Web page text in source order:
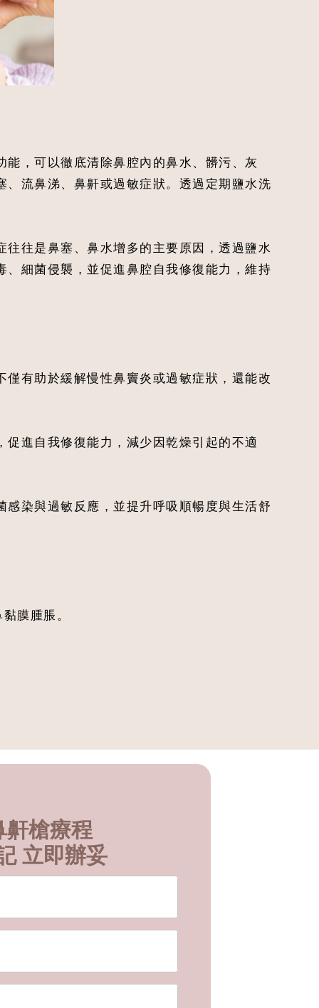
，可以徹底清除鼻腔內的鼻水、髒污、灰
流鼻涕、鼻鼾或過敏症狀。透過定期鹽水洗
往是鼻塞、鼻水增多的主要原因，透過鹽水
細菌侵襲，並促進鼻腔自我修復能力，維持
有助於緩解慢性鼻竇炎或過敏症狀，還能改
進自我修復能力，減少因乾燥引起的不適
染與過敏反應，並提升呼吸順暢度與生活舒
膜腫脹。
槍療程
立即辦妥